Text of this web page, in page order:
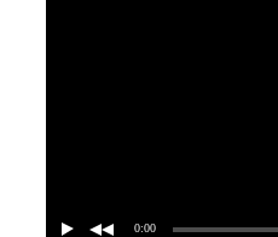
0:00